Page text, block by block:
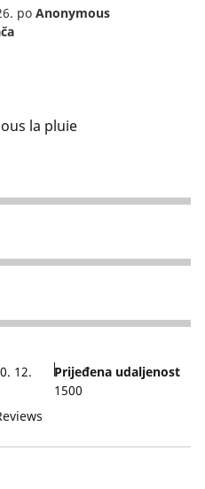
po Anonymous
la pluie
12.
Prijeđena udaljenost
1500